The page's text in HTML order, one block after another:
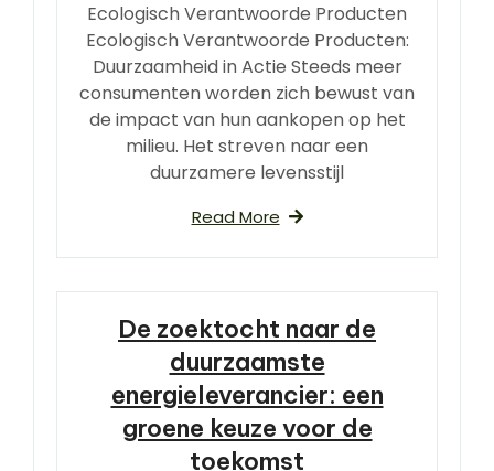
Ecologisch Verantwoorde Producten
Ecologisch Verantwoorde Producten:
Duurzaamheid in Actie Steeds meer
consumenten worden zich bewust van
de impact van hun aankopen op het
milieu. Het streven naar een
duurzamere levensstijl
Read More
De zoektocht naar de
duurzaamste
energieleverancier: een
groene keuze voor de
toekomst